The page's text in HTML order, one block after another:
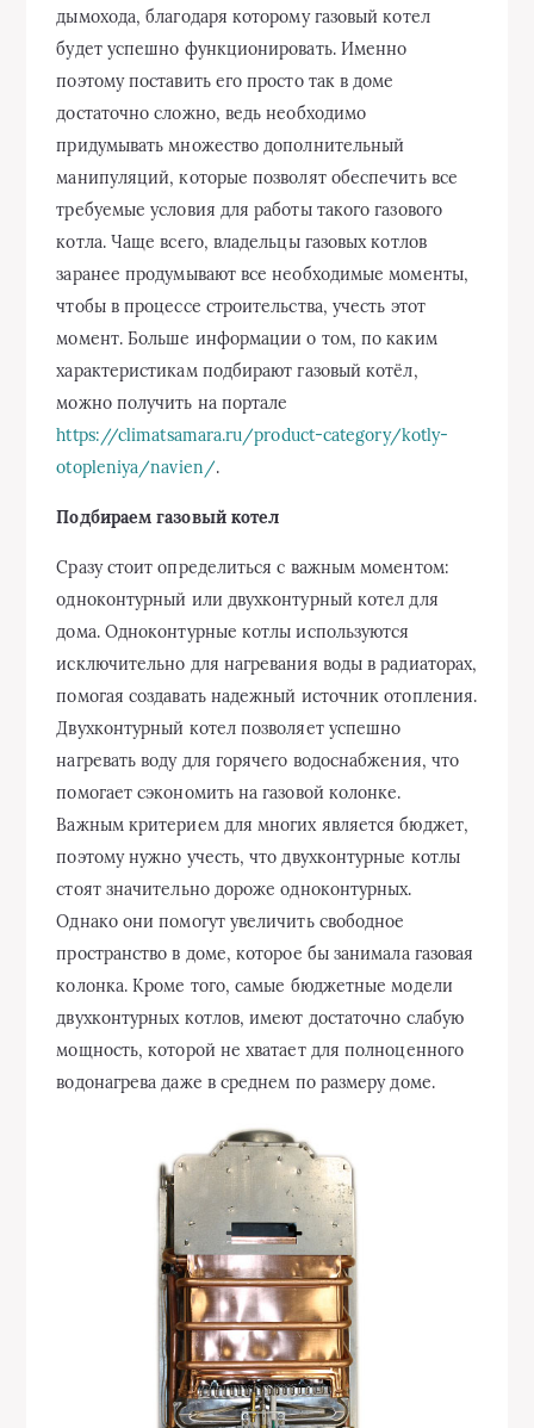
дымохода, благодаря которому газовый котел
будет успешно функционировать. Именно
поэтому поставить его просто так в доме
достаточно сложно, ведь необходимо
придумывать множество дополнительный
манипуляций, которые позволят обеспечить все
требуемые условия для работы такого газового
котла. Чаще всего, владельцы газовых котлов
заранее продумывают все необходимые моменты,
чтобы в процессе строительства, учесть этот
момент. Больше информации о том, по каким
характеристикам подбирают газовый котёл,
можно получить на портале
https://climatsamara.ru/product-category/kotly-
otopleniya/navien/.
Подбираем газовый котел
Сразу стоит определиться с важным моментом:
одноконтурный или двухконтурный котел для
дома. Одноконтурные котлы используются
исключительно для нагревания воды в радиаторах,
помогая создавать надежный источник отопления.
Двухконтурный котел позволяет успешно
нагревать воду для горячего водоснабжения, что
помогает сэкономить на газовой колонке.
Важным критерием для многих является бюджет,
поэтому нужно учесть, что двухконтурные котлы
стоят значительно дороже одноконтурных.
Однако они помогут увеличить свободное
пространство в доме, которое бы занимала газовая
колонка. Кроме того, самые бюджетные модели
двухконтурных котлов, имеют достаточно слабую
мощность, которой не хватает для полноценного
водонагрева даже в среднем по размеру доме.